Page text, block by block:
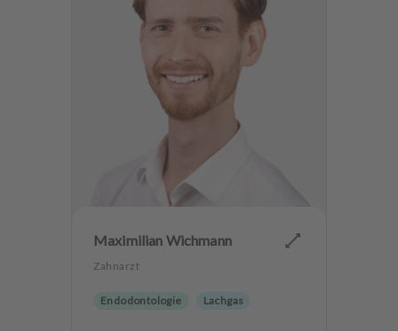
Maximilian Wichmann
Zahnarzt
Endodontologie Lachgas